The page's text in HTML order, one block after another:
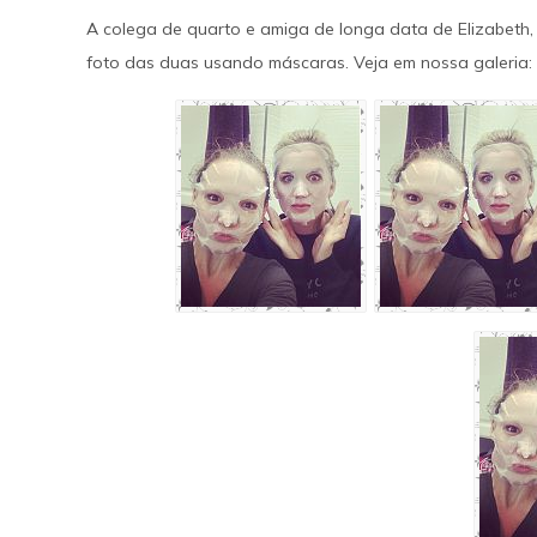
A colega de quarto e amiga de longa data de Elizabeth,
foto das duas usando máscaras. Veja em nossa galeria:
SAIBA MAIS